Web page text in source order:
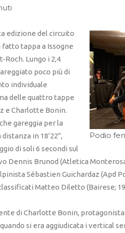
Podio
edizione del circuito
tappa a Issogne
Lungo i 2,4
poco più di
individuale
delle quattro tappe
e Charlotte Bonin.
gareggia per la
in 18’22”,
di soli 6 secondi sul
Dennis Brunod (Atletica
Sébastien Guichardaz (Apd
Matteo Diletto (Bairese;
di Charlotte Bonin,
si era aggiudicata i vertical